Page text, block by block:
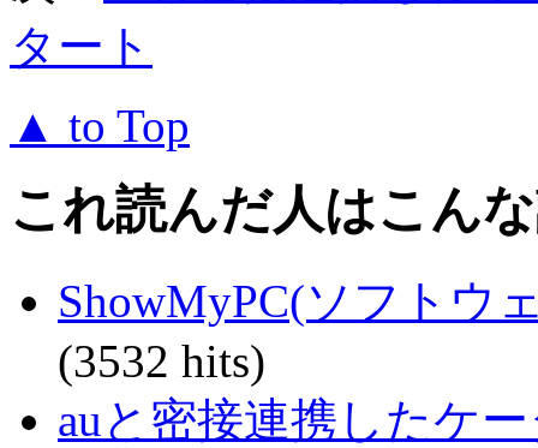
タート
▲ to Top
これ読んだ人はこん
ShowMyPC(ソフトウ
(3532 hits)
auと密接連携したケ